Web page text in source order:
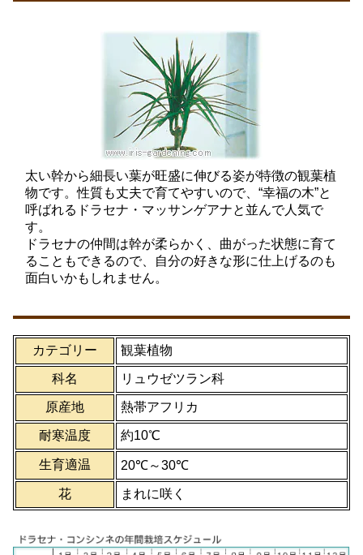
太い幹から細長い葉が旺盛に伸びる姿が特徴の観葉植
物です。性質も丈夫で育てやすいので、“幸福の木”と
呼ばれるドラセナ・マッサンゲアナと並んで人気で
す。
ドラセナの仲間は幹が柔らかく、曲がった状態に育て
ることもできるので、自分の好きな形に仕上げるのも
面白いかもしれません。
カテゴリー 観葉植物
科名 リュウゼツラン科
原産地 熱帯アフリカ
耐寒温度 約10℃
生育適温 20℃～30℃
花 まれに咲く